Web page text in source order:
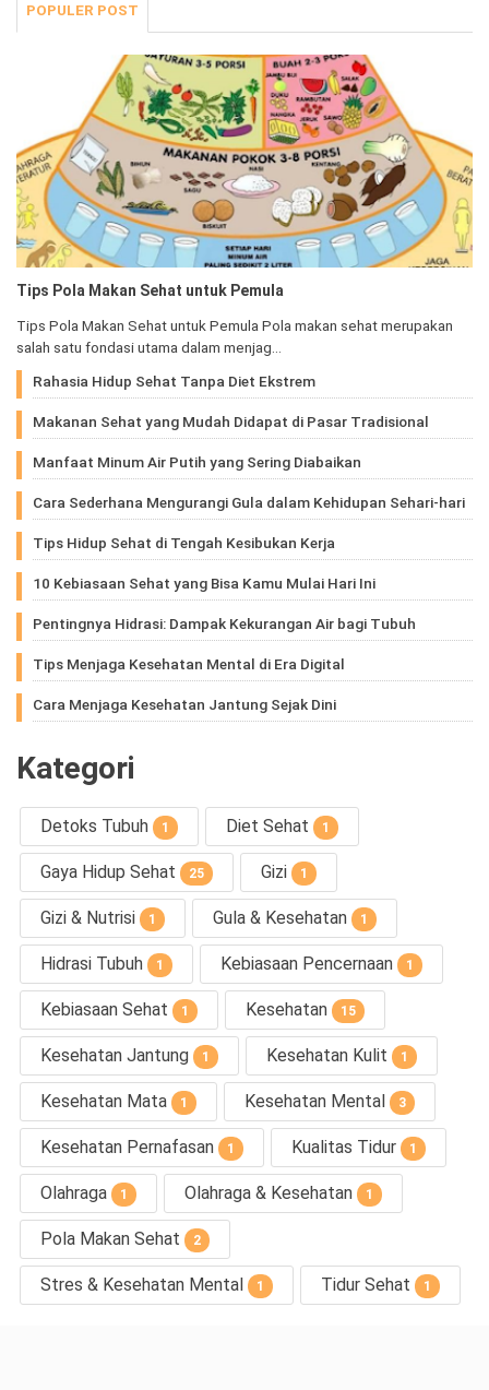
POPULER POST
Tips Pola Makan Sehat untuk Pemula
Tips Pola Makan Sehat untuk Pemula Pola makan sehat merupakan
salah satu fondasi utama dalam menjag…
Rahasia Hidup Sehat Tanpa Diet Ekstrem
Makanan Sehat yang Mudah Didapat di Pasar Tradisional
Manfaat Minum Air Putih yang Sering Diabaikan
Cara Sederhana Mengurangi Gula dalam Kehidupan Sehari-hari
Tips Hidup Sehat di Tengah Kesibukan Kerja
10 Kebiasaan Sehat yang Bisa Kamu Mulai Hari Ini
Pentingnya Hidrasi: Dampak Kekurangan Air bagi Tubuh
Tips Menjaga Kesehatan Mental di Era Digital
Cara Menjaga Kesehatan Jantung Sejak Dini
Kategori
Detoks Tubuh 1 Diet Sehat 1
Gaya Hidup Sehat 25 Gizi 1
Gizi & Nutrisi 1 Gula & Kesehatan 1
Hidrasi Tubuh 1 Kebiasaan Pencernaan 1
Kebiasaan Sehat 1 Kesehatan 15
Kesehatan Jantung 1 Kesehatan Kulit 1
Kesehatan Mata 1 Kesehatan Mental 3
Kesehatan Pernafasan 1 Kualitas Tidur 1
Olahraga 1 Olahraga & Kesehatan 1
Pola Makan Sehat 2
Stres & Kesehatan Mental 1 Tidur Sehat 1